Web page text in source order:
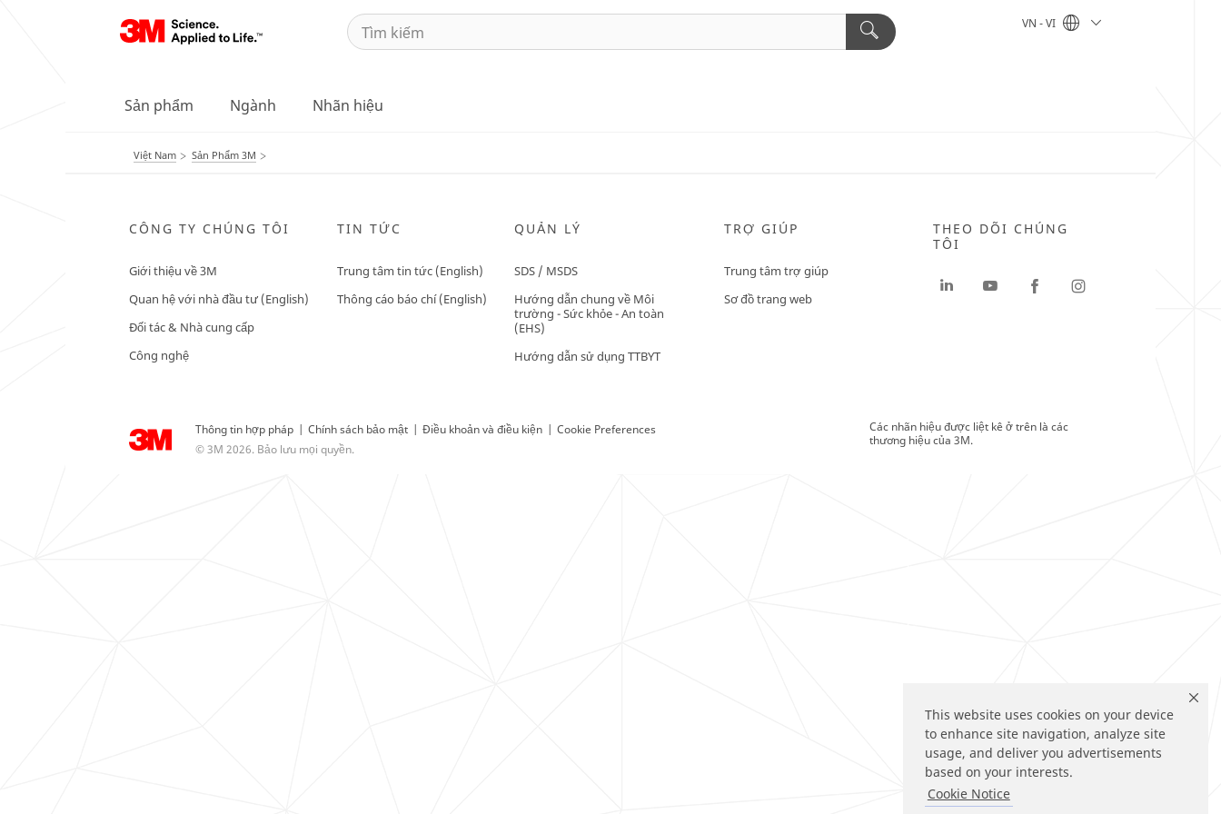
This website uses cookies on your device
to enhance site navigation, analyze site
usage, and deliver you advertisements
based on your interests.
Cookie Notice
VN - VI
Sản phẩm Ngành Nhãn hiệu
Việt Nam Sản Phẩm 3M
CÔNG TY CHÚNG TÔI
Giới thiệu về 3M
Quan hệ với nhà đầu tư (English)
Đối tác & Nhà cung cấp
Công nghệ
TIN TỨC
Trung tâm tin tức (English)
Thông cáo báo chí (English)
QUẢN LÝ
SDS / MSDS
Hướng dẫn chung về Môi
trường - Sức khỏe - An toàn
(EHS)
Hướng dẫn sử dụng TTBYT
TRỢ GIÚP
Trung tâm trợ giúp
Sơ đồ trang web
Thông tin hợp pháp | Chính sách bảo mật | Điều khoản và điều kiện | Cookie Preferences
© 3M 2026. Bảo lưu mọi quyền.
THEO DÕI CHÚNG
TÔI
Các nhãn hiệu được liệt kê ở trên là các
thương hiệu của 3M.